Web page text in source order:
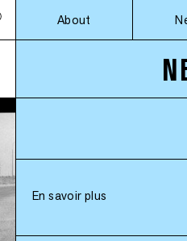
About
En savoir plus